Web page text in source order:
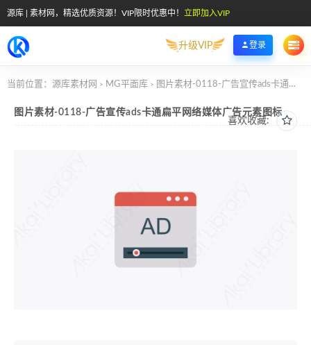
源库 | 素材网，精选优质资源！VIP限时优惠中！ 立即加入VIP
升级VIP 登录
当前位置： 源库素材网 > MG平面库 > 图片素材-0118-广告宣传ads卡通扁平网络媒体广告元素图标
喜欢收藏:
图片素材-0118-广告宣传ads卡通扁平网络媒体广告元素图标